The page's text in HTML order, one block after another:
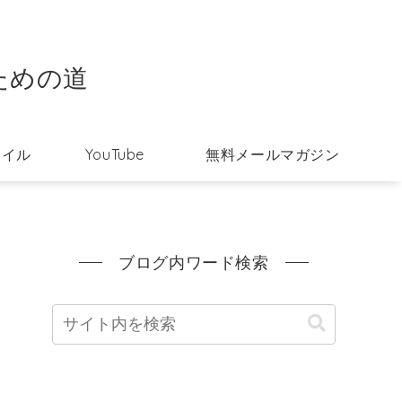
めの道
ル YouTube 無料メールマガジン
ブログ内ワード検索